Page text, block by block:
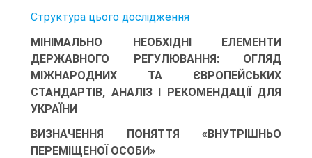
Структура цього дослідження
МІНІМАЛЬНО НЕОБХІДНІ ЕЛЕМЕНТИ
ДЕРЖАВНОГО РЕГУЛЮВАННЯ: ОГЛЯД
МІЖНАРОДНИХ ТА ЄВРОПЕЙСЬКИХ
СТАНДАРТІВ, АНАЛІЗ І РЕКОМЕНДАЦІЇ ДЛЯ
УКРАЇНИ
ВИЗНАЧЕННЯ ПОНЯТТЯ «ВНУТРІШНЬО
ПЕРЕМІЩЕНОЇ ОСОБИ»